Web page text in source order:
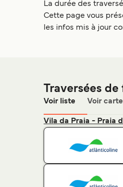
La durée des
Cette page vous
les infos mis à jour
Traversées
Voir liste Voir carte
Vila da Praia - Praia